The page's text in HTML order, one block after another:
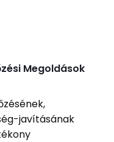
Megoldások
javításának